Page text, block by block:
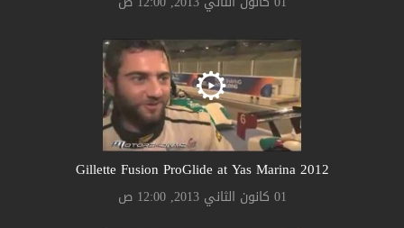
Gillette Fusion ProGlide at Yas Marina 2012
01 كانون الثاني 2013, 12:00 ص